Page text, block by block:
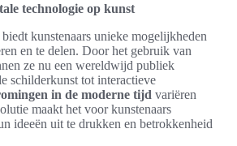
technologie op kunst
kunstenaars unieke mogelijkheden
en te delen. Door het gebruik van
ze nu een wereldwijd publiek
schilderkunst tot interactieve
in de moderne tijd variëren
maakt het voor kunstenaars
ideeën uit te drukken en betrokkenheid